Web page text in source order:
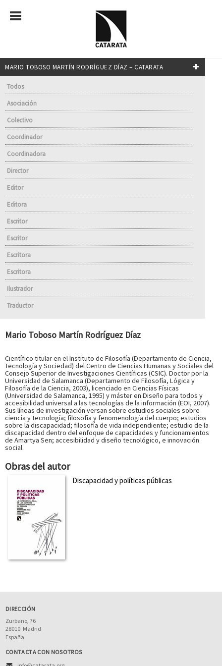
MARIO TOBOSO MARTÍN RODRÍGUEZ DÍAZ – CATARATA
Todos
Asociación
Colectivo
Coordinador
Coordinadora
Director
Editor
Editora
Escritor
Escritor
Escritora
Escritora
Ilustrador
Traductor
Mario Toboso Martín Rodríguez Díaz
Científico titular en el Instituto de Filosofía (Departamento de Ciencia,
Tecnología y Sociedad) del Centro de Ciencias Humanas y Sociales del
Consejo Superior de Investigaciones Científicas (CSIC). Doctor por la
Universidad de Salamanca (Departamento de Filosofía, Lógica y
Filosofía de la Ciencia, 2003), licenciado en Ciencias Físicas
(Universidad de Salamanca, 1995) y máster en Diseño para todos y
accesibilidad universal a las tecnologías de la información (EOI, 2007).
Sus líneas de investigación versan sobre estudios sociales sobre
ciencia y tecnología; filosofía y fenomenología del cuerpo; estudios
sobre la discapacidad; filosofía de vida independiente; estudio de la
discapacidad dentro del enfoque de capacidades y funcionamientos
de Amartya Sen; accesibilidad y diseño tecnológico, e innovación
social.
Obras del autor
Discapacidad y políticas públicas
DIRECCIÓN
Zurbano, 76
28010 Madrid
España
CONTACTA CON NOSOTROS